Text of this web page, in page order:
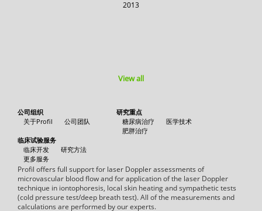
2013
View all
公司组织
关于Profil
公司团队
研究重点
糖尿病治疗
医学技术
肥胖治疗
临床试验服务
临床开发
研究方法
更多服务
Profil offers full support for laser Doppler assessments of
microvascular blood flow and for application of the laser Doppler
technique in iontophoresis, local skin heating and sympathetic tests
(cold pressure test/deep breath test). All of the measurements and
calculations are performed by our experts.